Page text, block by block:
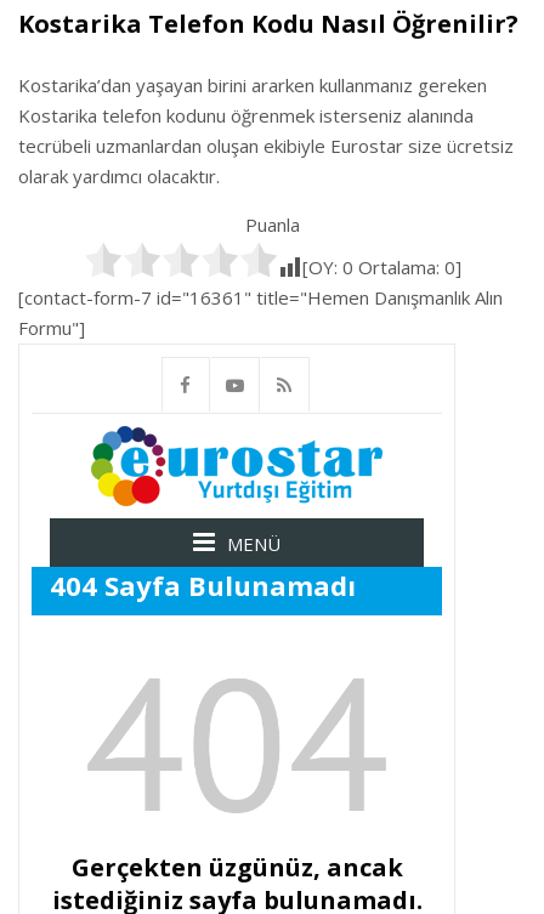
Kostarika Telefon Kodu Nasıl Öğrenilir?
Kostarika’dan yaşayan birini ararken kullanmanız gereken
Kostarika telefon kodunu öğrenmek isterseniz alanında
tecrübeli uzmanlardan oluşan ekibiyle Eurostar size ücretsiz
olarak yardımcı olacaktır.
Puanla
[OY: 0 Ortalama: 0]
[contact-form-7 id="16361" title="Hemen Danışmanlık Alın
Formu"]